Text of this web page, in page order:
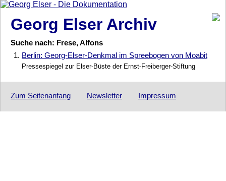
Georg Elser Archiv
Suche nach: Frese, Alfons
1. Berlin: Georg-Elser-Denkmal im Spreebogen von Moabit
Pressespiegel zur Elser-Büste der Ernst-Freiberger-Stiftung
Zum Seitenanfang Newsletter Impressum